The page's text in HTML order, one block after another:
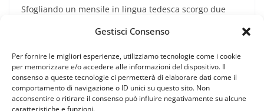
Gestisci Consenso
Per fornire le migliori esperienze, utilizziamo tecnologie come i cookie
per memorizzare e/o accedere alle informazioni del dispositivo. Il
consenso a queste tecnologie ci permetterà di elaborare dati come il
comportamento di navigazione o ID unici su questo sito. Non
acconsentire o ritirare il consenso può influire negativamente su alcune
caratteristiche e funzioni.
Sfogliando un mensile in lingua tedesca scorgo due
tre esempi di populisti:
Leggi tutto